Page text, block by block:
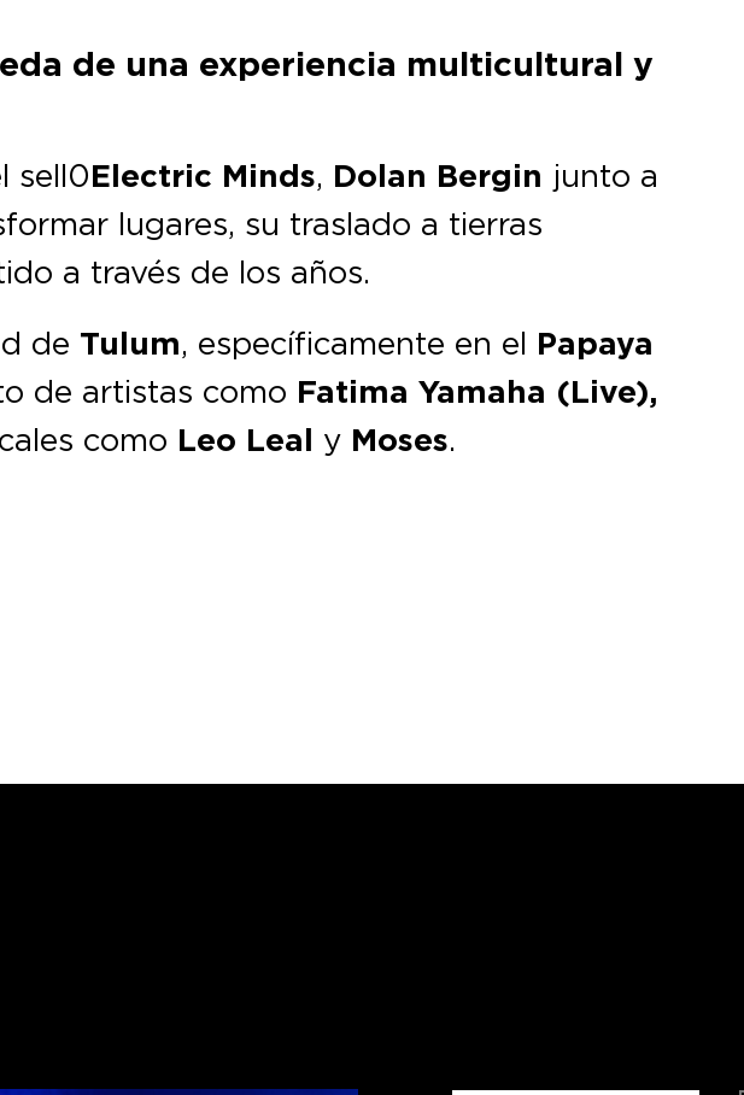
de una experiencia multicultural y
sell0Electric Minds, Dolan Bergin junto a
lugares, su traslado a tierras
a través de los años.
de Tulum, específicamente en el Papaya
de artistas como Fatima Yamaha (Live),
como Leo Leal y Moses.